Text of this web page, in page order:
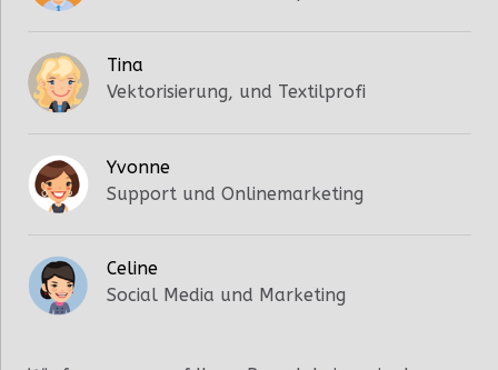
Tina
Vektorisierung, und Textilprofi
Yvonne
Support und Onlinemarketing
Celine
Social Media und Marketing